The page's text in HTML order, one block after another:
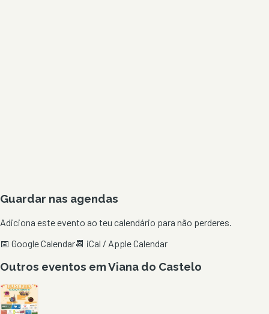
Guardar nas agendas
Adiciona este evento ao teu calendário para não perderes.
📅 Google Calendar📆 iCal / Apple Calendar
Outros eventos emViana do Castelo